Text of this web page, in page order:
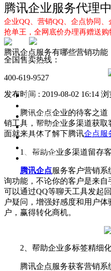
腾讯企业服务代理
企业QQ、营销QQ、企点协同、
抢单王，全网底价办理再赠送购
全国售卖热线：
400-619-9527
首页
企点服务
企业QQ2.0
企点协同
新闻动态
解决方案
腾讯企点服务有哪些营销功能
发布时间 : 2019-08-02 16:14 浏
腾讯企点企业的待客之道
销工具，帮助企业多渠道获
面就来具体了解下腾讯企点服
1、帮助企业多渠道留存
腾讯企点服务客户营销
询功能，不论你的客户是来
可以通过QQ等聊天工具发起
户疑问，增强好感度和用户
户，赢得转化商机。
2、帮助企业多标签精细化
腾讯企点服务获客营销系